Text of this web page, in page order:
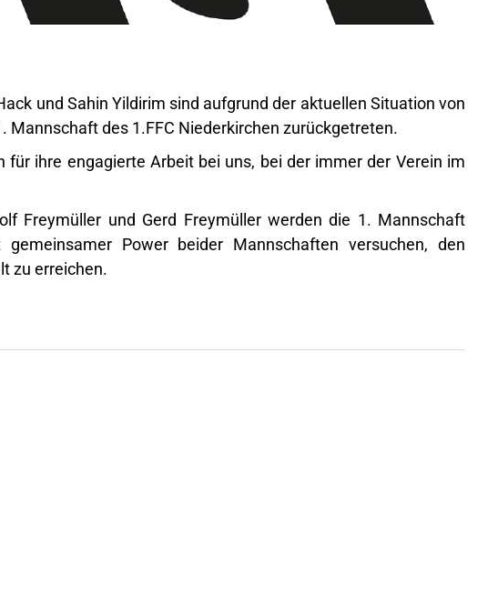
und Sahin Yildirim sind aufgrund der aktuellen Situation von
Mannschaft des 1.FFC Niederkirchen zurückgetreten.
für ihre engagierte Arbeit bei uns, bei der immer der Verein im
Freymüller und Gerd Freymüller werden die 1. Mannschaft
Power beider Mannschaften versuchen, den
zu erreichen.